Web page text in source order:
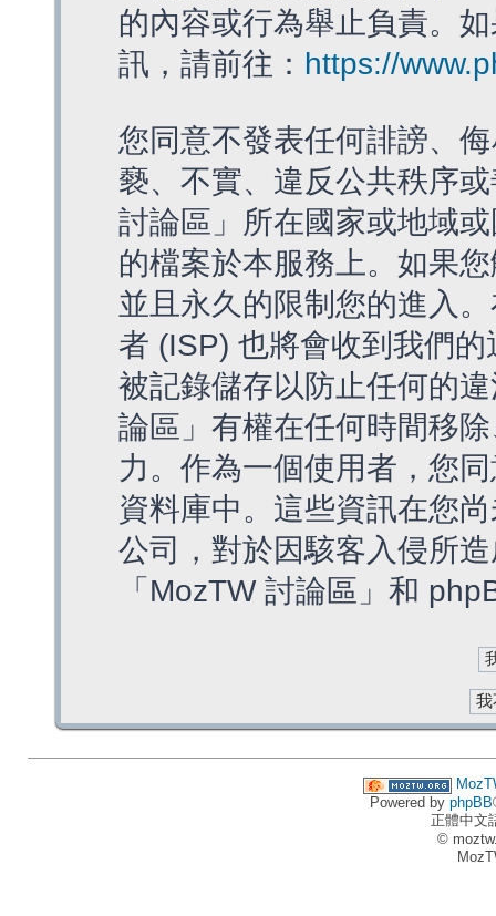
的內容或行為舉止負責。
訊，請前往： https://
您同意不發表任何誹謗、
褻、不實、違反公共秩序
討論區」所在國家或地域
的檔案於本服務上。如果
並且永久的限制您的進入
者 (ISP) 也將會收到我們
被記錄儲存以防止任何的
論區」有權在任何時間移
力。作為一個使用者，您
資料庫中。這些資訊在您
公司，對於因駭客入侵所
「MozTW 討論區」和
Powered by phpBB
正體中文
©